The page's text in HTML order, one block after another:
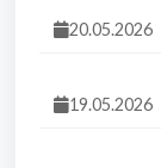
20.05.2026
19.05.2026